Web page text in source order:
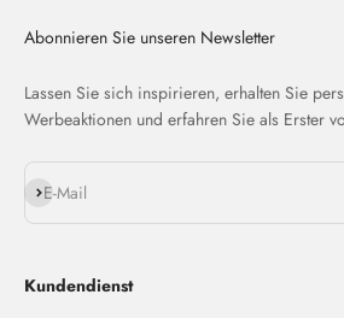
Abonnieren Sie unseren Newsletter
Lassen Sie sich inspirieren, erhalten Sie
Werbeaktionen und erfahren Sie als Erster
E-Mail
Abonnieren
Kundendienst